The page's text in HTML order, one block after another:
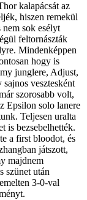
kalapácsát az
hiszen remekül
sok esélyt
feltornászták
Mindenképpen
hogy is
junglere, Adjust,
vesztesként
szorosabb volt,
Epsilon solo lanere
Teljesen uralta
is bezsebelhették.
a first bloodot, és
játszott,
majdnem
szünet után
3-0-val